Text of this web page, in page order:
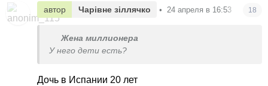
автор Чарівне зіллячко • 24 апреля в 16:53 18
Жена миллионера
У него дети есть?
Дочь в Испании 20 лет